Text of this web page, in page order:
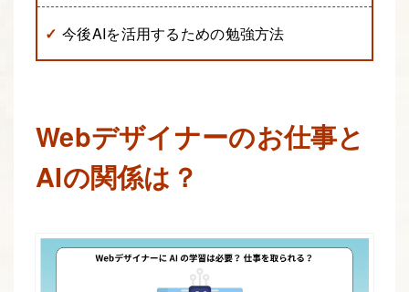
今後AIを活用するための勉強方法
Webデザイナーのお仕事と
AIの関係は？